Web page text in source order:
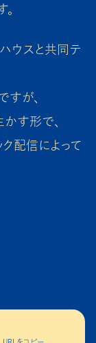
ハウスと共同テ
が、
す形で、
配信によって